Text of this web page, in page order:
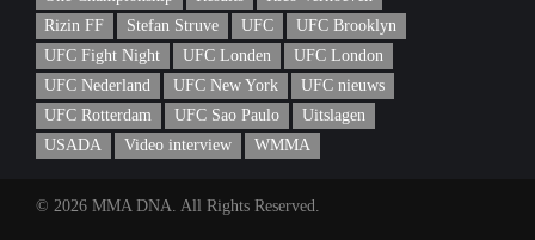
Rizin FF
Stefan Struve UFC
UFC Brooklyn
UFC Fight Night
UFC Londen
UFC London
UFC Nederland
UFC New York
UFC nieuws
UFC Rotterdam
UFC Sao Paulo
Uitslagen
USADA
Video interview WMMA
© 2026 MMA DNA. All Rights Reserved.